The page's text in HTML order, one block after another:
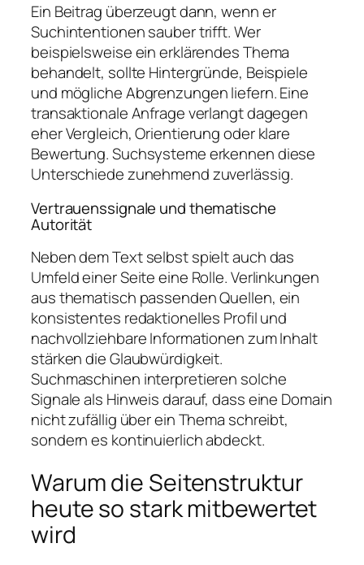
Ein Beitrag überzeugt dann, wenn er
Suchintentionen sauber trifft. Wer
beispielsweise ein erklärendes Thema
behandelt, sollte Hintergründe, Beispiele
und mögliche Abgrenzungen liefern. Eine
transaktionale Anfrage verlangt dagegen
eher Vergleich, Orientierung oder klare
Bewertung. Suchsysteme erkennen diese
Unterschiede zunehmend zuverlässig.
Vertrauenssignale und thematische
Autorität
Neben dem Text selbst spielt auch das
Umfeld einer Seite eine Rolle. Verlinkungen
aus thematisch passenden Quellen, ein
konsistentes redaktionelles Profil und
nachvollziehbare Informationen zum Inhalt
stärken die Glaubwürdigkeit.
Suchmaschinen interpretieren solche
Signale als Hinweis darauf, dass eine Domain
nicht zufällig über ein Thema schreibt,
sondern es kontinuierlich abdeckt.
Warum die Seitenstruktur
heute so stark mitbewertet
wird